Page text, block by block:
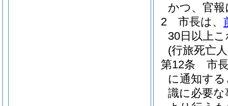
かつ、官
2
市長は、
30日以上
(行旅死亡
第12条
市
に通知す
識に必要な